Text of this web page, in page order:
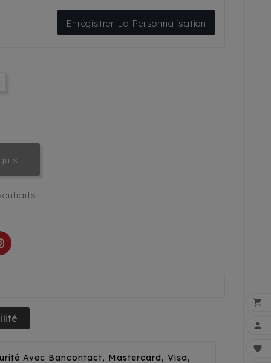
Enregistrer La Personnalisation
Avec Bancontact, Mastercard, Visa,


